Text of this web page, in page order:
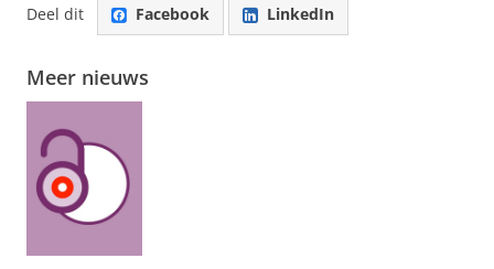
Deel dit Facebook LinkedIn
Meer nieuws